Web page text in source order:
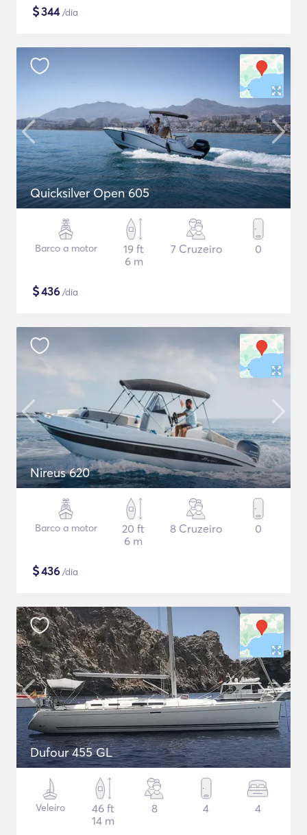
$344/dia
Quicksilver Open 605
Barco a motor
19 ft
6 m
7 Cruzeiro 0
$436 /dia
Nireus 620
Barco a motor
20 ft
6 m
8 Cruzeiro 0
$436 /dia
Dufour 455 GL
Veleiro
46 ft
14 m
8 4 4